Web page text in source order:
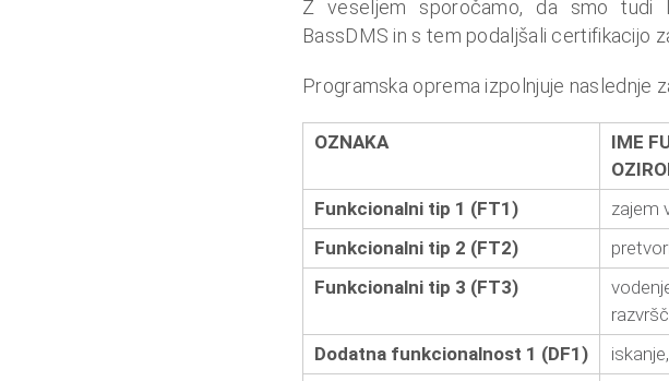
u
a
o
n
f
i
n
n
c
Z veseljem sporočamo, da smo tudi
BassDMS in s tem podaljšali certifikacijo
Programska oprema izpolnjuje naslednje
OZNAKA
IME
Funkcionalni tip 1 (FT1)
zajem
Funkcionalni tip 2 (FT2)
Funkcionalni tip 3 (FT3)
Dodatna funkcionalnost 1 (DF1)